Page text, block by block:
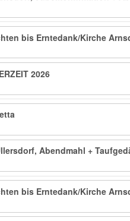
bis Erntedank/Kirche
2026
Abendmahl +
bis Erntedank/Kirche